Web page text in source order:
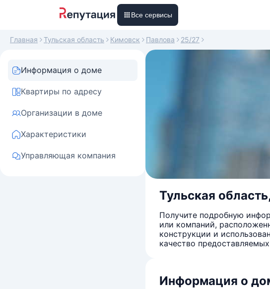
Все сервисы
Главная Тульская область Кимовск Павлова 25/27
Информация о доме
Квартиры по адресу
Организации в доме
Характеристики
Управляющая компания
Тульская
Получите подробную
или компаний,
конструкции и
качество
Информация о